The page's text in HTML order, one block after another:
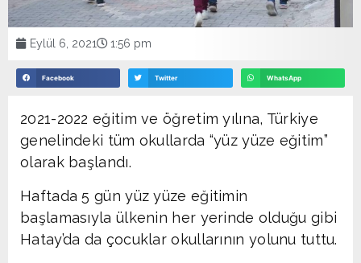
Eylül 6, 2021 1:56 pm
Facebook Twitter WhatsApp
2021-2022 eğitim ve öğretim yılına, Türkiye
genelindeki tüm okullarda “yüz yüze eğitim”
olarak başlandı.
Haftada 5 gün yüz yüze eğitimin
başlamasıyla ülkenin her yerinde olduğu gibi
Hatay’da da çocuklar okullarının yolunu tuttu.